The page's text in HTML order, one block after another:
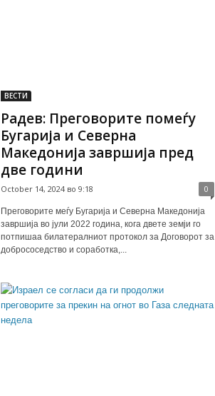
ВЕСТИ
Радев: Преговорите помеѓу
Бугарија и Северна
Македонија завршија пред
две години
October 14, 2024 во 9:18 0
Преговорите меѓу Бугарија и Северна Македонија
завршија во јули 2022 година, кога двете земји го
потпишаа билатералниот протокол за Договорот за
добрососедство и соработка,...